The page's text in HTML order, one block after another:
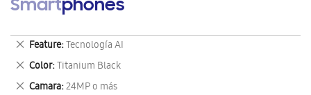
Smartphones
Feature Tecnología AI
Eliminar
este
artículo
Color Titanium Black
Eliminar
este
Camara 24MP o más
Eliminar